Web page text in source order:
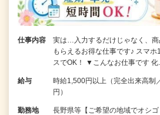
仕事内容
実は…入力するだけじゃなく、
もらえるお得な仕事です♪ スマ
スでOK！ ▼こんなお仕事です 化
給与
時給1,500円以上（完全出来高制
円）
勤務地
長野県等【ご希望の地域でオシ